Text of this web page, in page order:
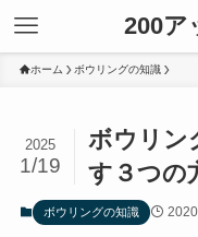
200ア
ホーム ボウリングの知識
ボウリン
す３つの
2025
1/19
ボウリングの知識